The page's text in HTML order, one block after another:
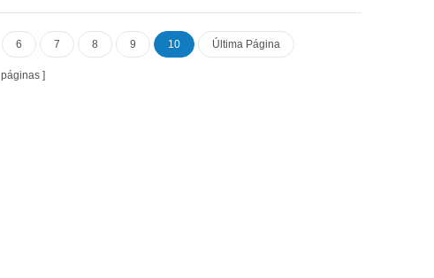
orgullosos de presentar nuestra última
innovación: el enfriador de agua con soluciones
de refrigeración Dry Cooler.
6 7 8 9 10 Última Página
páginas